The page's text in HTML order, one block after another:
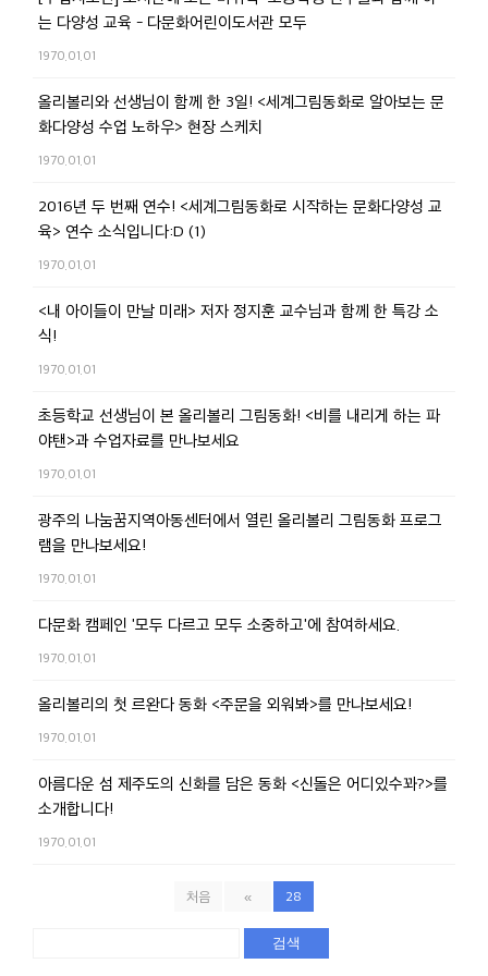
는 다양성 교육 - 다문화어린이도서관 모두
1970.01.01
올리볼리와 선생님이 함께 한 3일! <세계그림동화로 알아보는 문
화다양성 수업 노하우> 현장 스케치
1970.01.01
2016년 두 번째 연수! <세계그림동화로 시작하는 문화다양성 교
육> 연수 소식입니다:D (1)
1970.01.01
<내 아이들이 만날 미래> 저자 정지훈 교수님과 함께 한 특강 소
식!
1970.01.01
초등학교 선생님이 본 올리볼리 그림동화! <비를 내리게 하는 파
야탠>과 수업자료를 만나보세요
1970.01.01
광주의 나눔꿈지역아동센터에서 열린 올리볼리 그림동화 프로그
램을 만나보세요!
1970.01.01
다문화 캠페인 '모두 다르고 모두 소중하고'에 참여하세요.
1970.01.01
올리볼리의 첫 르완다 동화 <주문을 외워봐>를 만나보세요!
1970.01.01
아름다운 섬 제주도의 신화를 담은 동화 <신돌은 어디있수꽈?>를
소개합니다!
1970.01.01
처음 « 28
검색